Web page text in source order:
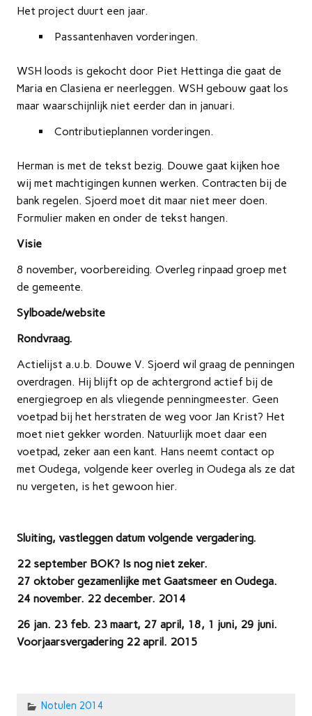
Het project duurt een jaar.
Passantenhaven vorderingen.
WSH loods is gekocht door Piet Hettinga die gaat de
Maria en Clasiena er neerleggen. WSH gebouw gaat los
maar waarschijnlijk niet eerder dan in januari.
Contributieplannen vorderingen.
Herman is met de tekst bezig. Douwe gaat kijken hoe
wij met machtigingen kunnen werken. Contracten bij de
bank regelen. Sjoerd moet dit maar niet meer doen.
Formulier maken en onder de tekst hangen.
Visie
8 november, voorbereiding. Overleg rinpaad groep met
de gemeente.
Sylboade/website
Rondvraag.
Actielijst a.u.b. Douwe V. Sjoerd wil graag de penningen
overdragen. Hij blijft op de achtergrond actief bij de
energiegroep en als vliegende penningmeester. Geen
voetpad bij het herstraten de weg voor Jan Krist? Het
moet niet gekker worden. Natuurlijk moet daar een
voetpad, zeker aan een kant. Hans neemt contact op
met Oudega, volgende keer overleg in Oudega als ze dat
nu vergeten, is het gewoon hier.
Sluiting, vastleggen datum volgende vergadering.
22 september BOK? Is nog niet zeker.
27 oktober gezamenlijke met Gaatsmeer en Oudega.
24 november. 22 december. 2014
26 jan. 23 feb. 23 maart, 27 april, 18, 1 juni, 29 juni.
Voorjaarsvergadering 22 april. 2015
Notulen 2014